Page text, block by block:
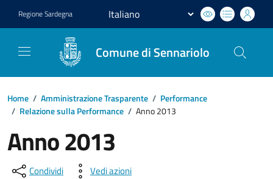
RegioneSardegna
Comune di Sennariolo
Home / Amministrazione Trasparente / Performance
/ Relazione sulla Performance / Anno 2013
Anno 2013
Condividi Vedi azioni